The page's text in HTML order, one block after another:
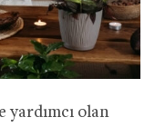
yardımcı olan